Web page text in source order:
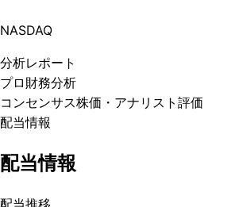
NASDAQ
分析レポート
プロ 財務分析
コンセンサス株価 ・アナリスト評価
配当情報
配当情報
配当推移